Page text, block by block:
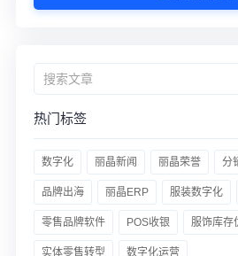
热门标签
数字化 丽晶新闻 丽晶荣誉 分
品牌出海 丽晶ERP 服装数字化
零售品牌软件 POS收银 服饰库存
实体零售转型 数字化运营